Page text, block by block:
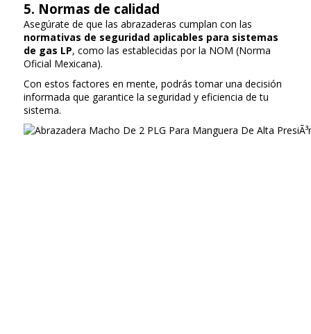
5. Normas de calidad
Asegúrate de que las abrazaderas cumplan con las
normativas de seguridad aplicables para sistemas
de gas LP, como las establecidas por la NOM (Norma
Oficial Mexicana).
Con estos factores en mente, podrás tomar una decisión
informada que garantice la seguridad y eficiencia de tu
sistema.